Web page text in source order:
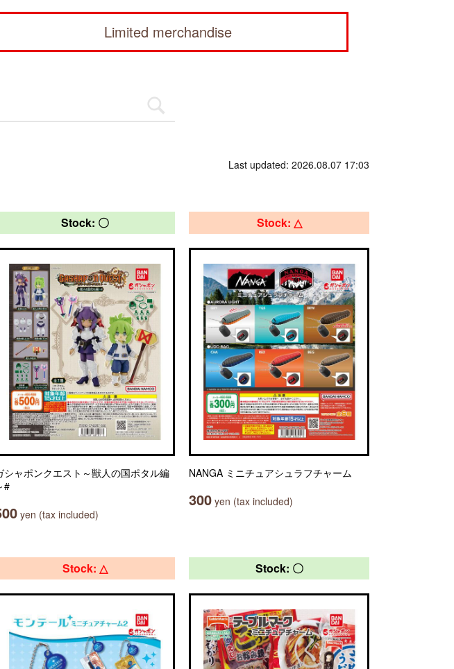
Limited merchandise
Last updated: 2026.08.07 17:03
Stock: 〇
シャポンクエスト～獣人の国ポタル編
#
yen (tax included)
Stock: △
NANGA ミニチュアシュラフチャーム
300 yen (tax included)
Stock: △ Stock: 〇